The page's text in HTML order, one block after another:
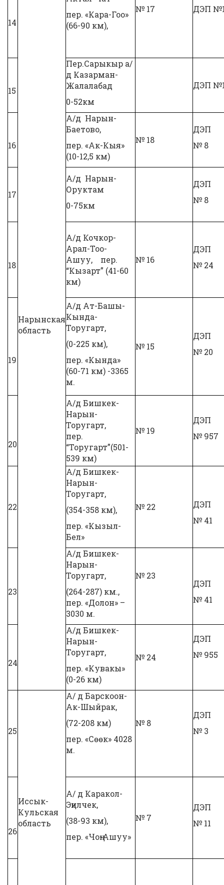
14
Нарынская
область
пер. «Кара-Гоо»
(66-90 км),
№ 17 ДЭП
15
Пер.Сарыкыр а/
д Казарман-
Жалалабад
0-52км
ДЭП
16
А/д Нарын-
Баетово,
пер. «Ак-Кыя»
(10-12,5 км)
№ 18
ДЭП
№ 8
17
А/д Нарын-
Оруктам
0-75км
ДЭП
№ 8
18
А/д Кочкор-
Арал-Тоо-
Ашуу, пер.
“Кызарт” (41-60
км)
№ 16
ДЭП
№ 24
19
А/д Ат-Башы-
Кында-
Торугарт,
(0-225 км),
пер. «Кында»
(60-71 км) -3365
м.
№ 15
ДЭП
№ 20
20
А/д Бишкек-
Нарын-
Торугарт,
пер.
“Торугарт”(501-
539 км)
№ 19
ДЭП
№ 957
22
А/д Бишкек-
Нарын-
Торугарт,
(354-358 км),
пер. «Кызыл-
Бел»
№ 22
ДЭП
№ 41
23
А/д Бишкек-
Нарын-
Торугарт,
(264-287) км.,
пер. «Долон» –
3030 м.
№ 23
ДЭП
№ 41
24
А/д Бишкек-
Нарын-
Торугарт,
пер. «Кувакы»
(0-26 км)
№ 24
ДЭП
№ 955
25
Иссык-
Кульская
область
А/ д Барскоон-
Ак-Шыйрак,
(72-208 км)
пер. «Сөөк» 4028
м.
№ 8
ДЭП
№ 3
26
А/ д Каракол-
Эңилчек,
(38-93 км),
пер. «Чоң-Ашуу»
№ 7
ДЭП
№ 11